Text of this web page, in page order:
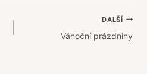
DALŠÍ
Vánoční prázdniny